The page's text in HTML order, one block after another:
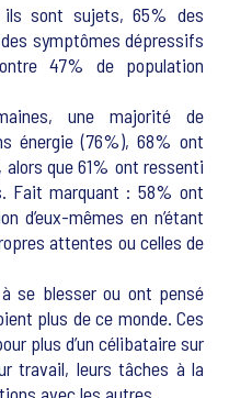
ils sont sujets, 65% des
symptômes dépressifs
47% de population
une majorité de
énergie (76%), 68% ont
que 61% ont ressenti
Fait marquant : 58% ont
d’eux-mêmes en n’étant
attentes ou celles de
se blesser ou ont pensé
plus de ce monde. Ces
plus d’un célibataire sur
travail, leurs tâches à la